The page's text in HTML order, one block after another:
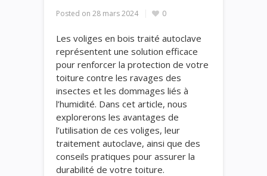
Posted on 28 mars 2024 0
Les voliges en bois traité autoclave
représentent une solution efficace
pour renforcer la protection de votre
toiture contre les ravages des
insectes et les dommages liés à
l’humidité. Dans cet article, nous
explorerons les avantages de
l’utilisation de ces voliges, leur
traitement autoclave, ainsi que des
conseils pratiques pour assurer la
durabilité de votre toiture.